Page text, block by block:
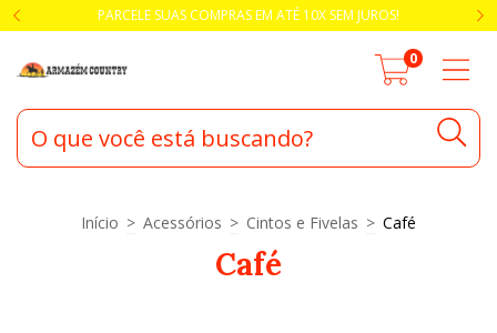
PARCELE SUAS COMPRAS EM ATÉ 10X SEM JUROS!
0
Início > Acessórios > Cintos e Fivelas > Café
Café